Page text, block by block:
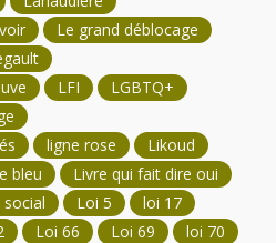
Le grand déblocage
LFI
LGBTQ+
ligne rose
Likoud
bleu
Livre qui fait dire oui
Loi 5
loi 17
Loi 66 Loi 69
loi 70